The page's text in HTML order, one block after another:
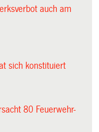
auch am
sich konstituiert
80 Feuerwehr-